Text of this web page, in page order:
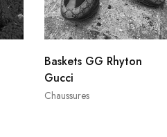
Chaussures
Baskets GG Rhyton
Gucci